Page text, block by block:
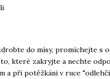
do mísy, promíchejte s
které zakryjte a nechte
a při potěžkání v ruce